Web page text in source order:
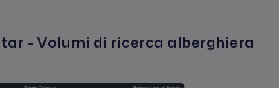
- Volumi di ricerca alberghiera